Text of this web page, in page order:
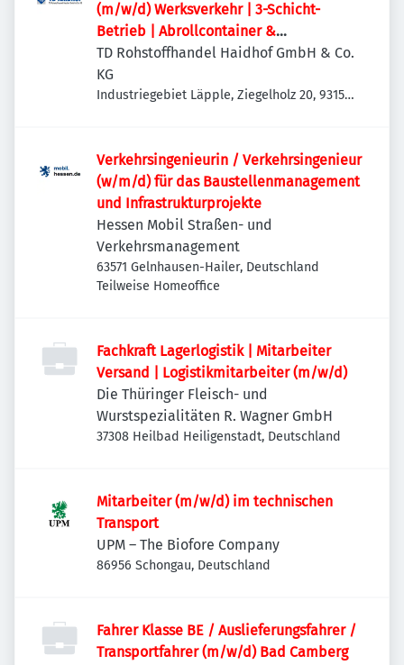
(m/w/d) Werksverkehr | 3-Schicht-
Betrieb | Abrollcontainer &
Absetzmulden
TD Rohstoffhandel Haidhof GmbH & Co.
KG
Industriegebiet Läpple, Ziegelholz 20, 93158
Verkehrsingenieurin / Verkehrsingenieur
(w/m/d) für das Baustellenmanagement
und Infrastrukturprojekte
Hessen Mobil Straßen- und
Verkehrsmanagement
63571 Gelnhausen-Hailer, Deutschland
Teilweise Homeoffice
Fachkraft Lagerlogistik | Mitarbeiter
Versand | Logistikmitarbeiter (m/w/d)
Die Thüringer Fleisch- und
Wurstspezialitäten R. Wagner GmbH
37308 Heilbad Heiligenstadt, Deutschland
Mitarbeiter (m/w/d) im technischen
Transport
UPM – The Biofore Company
86956 Schongau, Deutschland
Fahrer Klasse BE / Auslieferungsfahrer /
Transportfahrer (m/w/d) Bad Camberg